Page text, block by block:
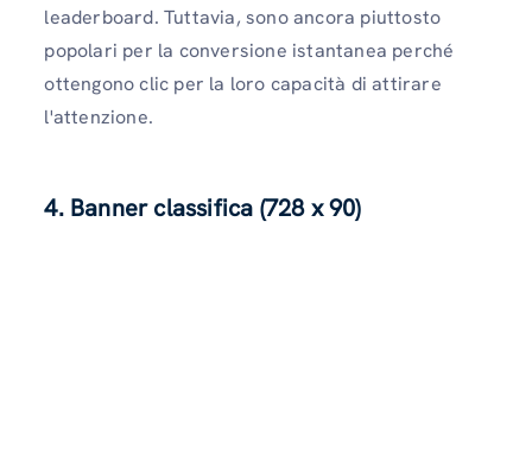
leaderboard. Tuttavia, sono ancora piuttosto
popolari per la conversione istantanea perché
ottengono clic per la loro capacità di attirare
l'attenzione.
4. Banner classifica (728 x 90)